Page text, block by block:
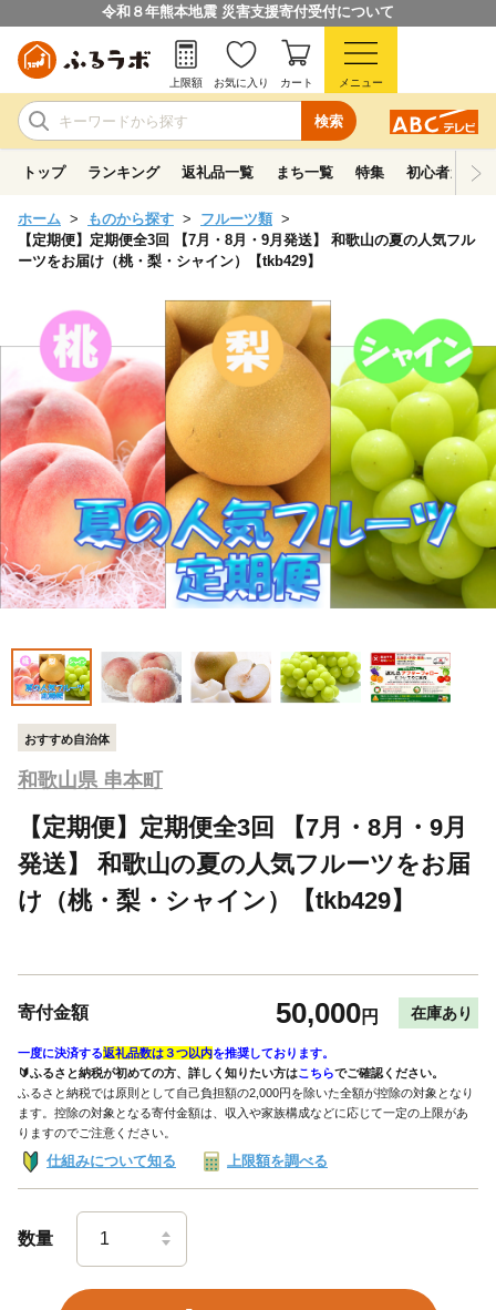
令和８年熊本地震 災害支援寄付受付について
検索
上限額 お気に入り カート メニュー
トップ ランキング 返礼品一覧 まち一覧 特集 初心者ガイド
ホーム ものから探す
フルーツ類
【定期便】定期便全3回 【7月・8月・9月発送】 和歌山の夏の人気フル
ーツをお届け（桃・梨・シャイン）【tkb429】
おすすめ自治体
和歌山県 串本町
【定期便】定期便全3回 【7月・8月・9月
発送】 和歌山の夏の人気フルーツをお届
け（桃・梨・シャイン）【tkb429】
寄付金額 50,000円 在庫あり
一度に決済する返礼品数は３つ以内を推奨しております。
🔰ふるさと納税が初めての方、詳しく知りたい方はこちらでご確認ください。
ふるさと納税では原則として自己負担額の2,000円を除いた全額が控除の対象となり
ます。控除の対象となる寄付金額は、収入や家族構成などに応じて一定の上限があ
りますのでご注意ください。
仕組みについて知る 上限額を調べる
数量